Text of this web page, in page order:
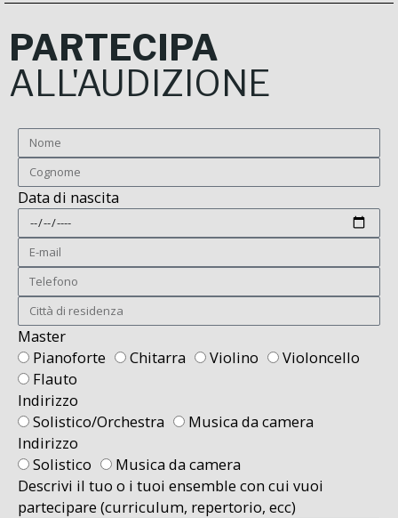
PARTECIPA
ALL'AUDIZIONE
Data di nascita
Master
Pianoforte
Chitarra Violino
Violoncello
Flauto
Indirizzo
Solistico/Orchestra
Musica da camera
Indirizzo
Solistico
Musica da camera
Descrivi il tuo o i tuoi ensemble con cui vuoi
partecipare (curriculum, repertorio, ecc)